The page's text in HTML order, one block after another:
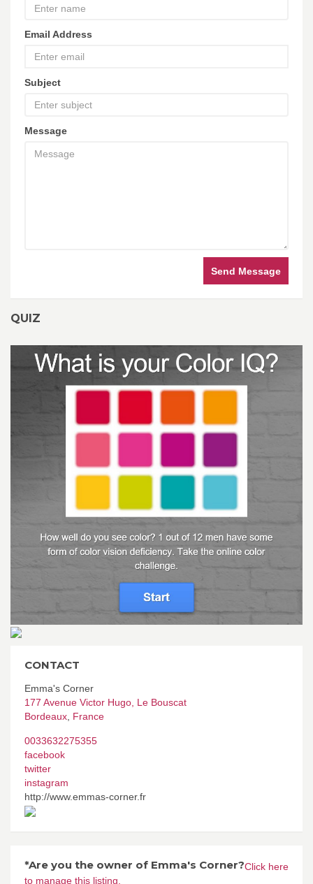
Email Address
Subject
Message
Send Message
QUIZ
CONTACT
Emma's Corner
177 Avenue Victor Hugo, Le Bouscat
Bordeaux France
0033632275355
facebook
twitter
instagram
http://www.emmas-corner.fr
*Are you the owner of Emma's Corner?Click here
to manage this listing.